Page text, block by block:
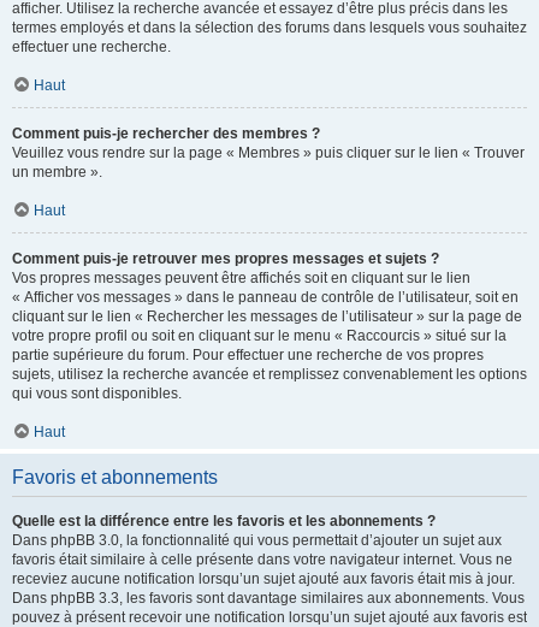
afficher. Utilisez la recherche avancée et essayez d’être plus précis dans les
termes employés et dans la sélection des forums dans lesquels vous souhaitez
effectuer une recherche.
Haut
Comment puis-je rechercher des membres ?
Veuillez vous rendre sur la page « Membres » puis cliquer sur le lien « Trouver
un membre ».
Haut
Comment puis-je retrouver mes propres messages et sujets ?
Vos propres messages peuvent être affichés soit en cliquant sur le lien
« Afficher vos messages » dans le panneau de contrôle de l’utilisateur, soit en
cliquant sur le lien « Rechercher les messages de l’utilisateur » sur la page de
votre propre profil ou soit en cliquant sur le menu « Raccourcis » situé sur la
partie supérieure du forum. Pour effectuer une recherche de vos propres
sujets, utilisez la recherche avancée et remplissez convenablement les options
qui vous sont disponibles.
Haut
Favoris et abonnements
Quelle est la différence entre les favoris et les abonnements ?
Dans phpBB 3.0, la fonctionnalité qui vous permettait d’ajouter un sujet aux
favoris était similaire à celle présente dans votre navigateur internet. Vous ne
receviez aucune notification lorsqu’un sujet ajouté aux favoris était mis à jour.
Dans phpBB 3.3, les favoris sont davantage similaires aux abonnements. Vous
pouvez à présent recevoir une notification lorsqu’un sujet ajouté aux favoris est